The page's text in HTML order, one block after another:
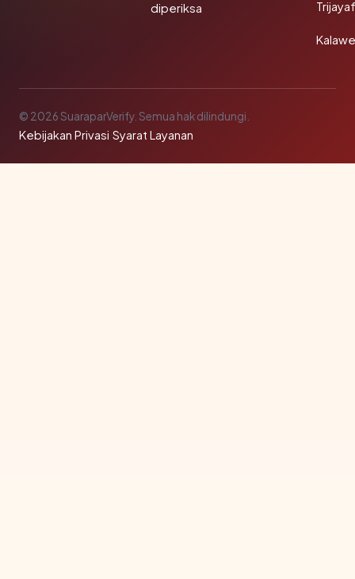
diperiksa
© 2026 SuaraparVerify. Semua hak dilindungi.
Kebijakan Privasi·Syarat Layanan